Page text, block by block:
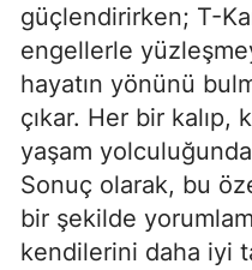
güçlendirirken; T-
engellerle
hayatın yönünü
çıkar. Her bir kalıp,
yaşam
Sonuç olarak, bu
bir şekilde
kendilerini daha iyi